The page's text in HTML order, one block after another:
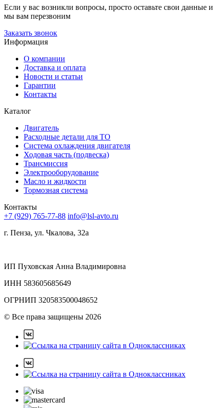
Если у вас возникли вопросы, просто оставьте свои данные и
мы вам перезвоним
Заказать звонок
Информация
О компании
Доставка и оплата
Новости и статьи
Гарантии
Контакты
Каталог
Двигатель
Расходные детали для ТО
Система охлаждения двигателя
Ходовая часть (подвеска)
Трансмиссия
Электрооборудование
Масло и жидкости
Тормозная система
Контакты
+7 (929) 765-77-88 info@lsl-avto.ru
г. Пенза, ул. Чкалова, 32а
ИП Пуховская Анна Владимировна
ИНН 583605685649
ОГРНИП 320583500048652
© Все права защищены 2026